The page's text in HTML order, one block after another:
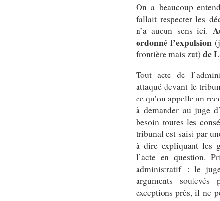
On a beaucoup
fallait respecter les
n’a aucun sens ici.
ordonné l’expulsion
frontière mais zut) de
Tout acte de
attaqué devant le
ce qu’on appelle un
à demander au juge
besoin toutes les
tribunal est saisi par
à dire expliquant les
l’acte en question.
administratif : le
arguments
exceptions près, il ne